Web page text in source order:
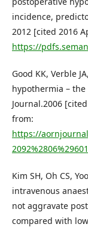
incidence,
2012 [cited 2016
https://
Good KK, Verble
hypothermia –
Journal.2006
from:
https://
Kim SH, Oh CS,
intravenous
not aggravate
compared with